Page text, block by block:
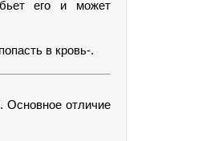
его и может
в кровь-.
Основное отличие